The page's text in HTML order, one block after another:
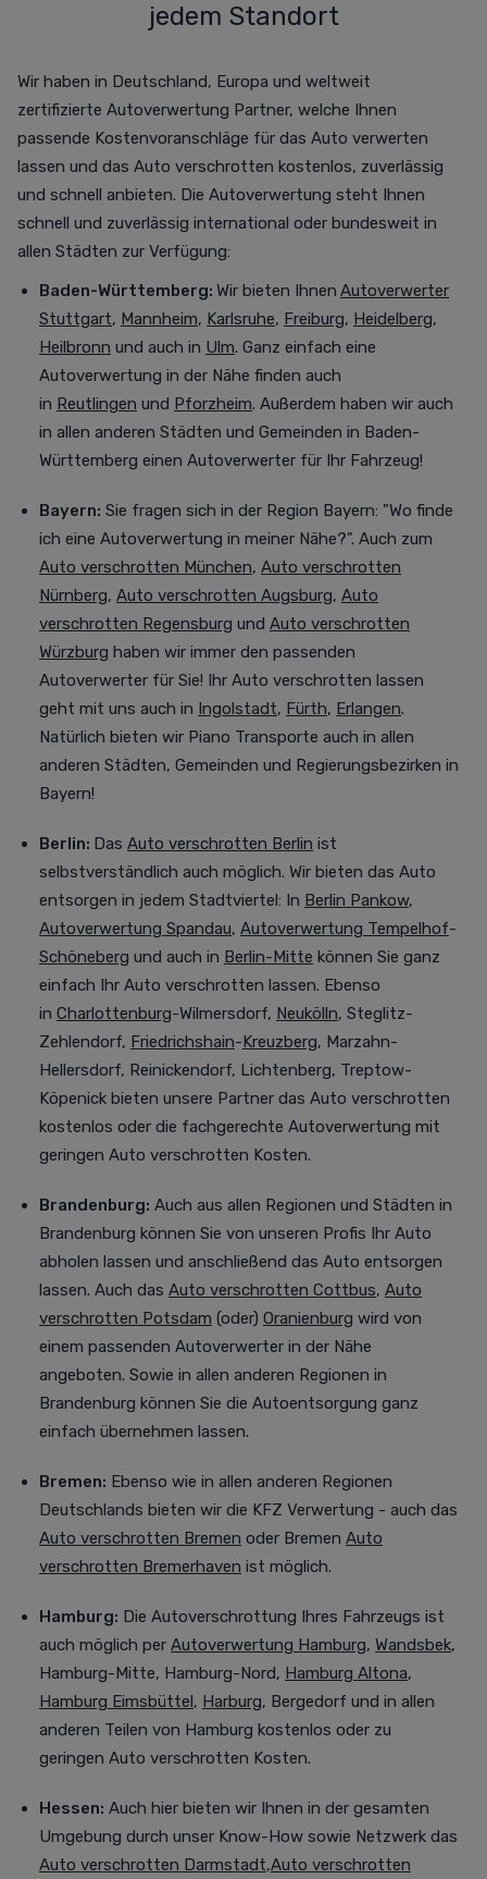
jedem Standort
Wir haben in Deutschland, Europa und weltweit
zertifizierte Autoverwertung Partner, welche Ihnen
passende Kostenvoranschläge für das Auto verwerten
lassen und das Auto verschrotten kostenlos, zuverlässig
und schnell anbieten. Die Autoverwertung steht Ihnen
schnell und zuverlässig international oder bundesweit in
allen Städten zur Verfügung:
Baden-Württemberg: Wir bieten Ihnen Autoverwerter
Stuttgart, Mannheim, Karlsruhe, Freiburg, Heidelberg,
Heilbronn und auch in Ulm. Ganz einfach eine
Autoverwertung in der Nähe finden auch
in Reutlingen und Pforzheim. Außerdem haben wir auch
in allen anderen Städten und Gemeinden in Baden-
Württemberg einen Autoverwerter für Ihr Fahrzeug!
Bayern: Sie fragen sich in der Region Bayern: "Wo finde
ich eine Autoverwertung in meiner Nähe?". Auch zum
Auto verschrotten München, Auto verschrotten
Nürnberg, Auto verschrotten Augsburg, Auto
verschrotten Regensburg und Auto verschrotten
Würzburg haben wir immer den passenden
Autoverwerter für Sie! Ihr Auto verschrotten lassen
geht mit uns auch in Ingolstadt, Fürth, Erlangen.
Natürlich bieten wir Piano Transporte auch in allen
anderen Städten, Gemeinden und Regierungsbezirken in
Bayern!
Berlin: Das Auto verschrotten Berlin ist
selbstverständlich auch möglich. Wir bieten das Auto
entsorgen in jedem Stadtviertel: In Berlin Pankow,
Autoverwertung Spandau, Autoverwertung Tempelhof-
Schöneberg und auch in Berlin-Mitte können Sie ganz
einfach Ihr Auto verschrotten lassen. Ebenso
in Charlottenburg-Wilmersdorf, Neukölln, Steglitz-
Zehlendorf, Friedrichshain-Kreuzberg, Marzahn-
Hellersdorf, Reinickendorf, Lichtenberg, Treptow-
Köpenick bieten unsere Partner das Auto verschrotten
kostenlos oder die fachgerechte Autoverwertung mit
geringen Auto verschrotten Kosten.
Brandenburg: Auch aus allen Regionen und Städten in
Brandenburg können Sie von unseren Profis Ihr Auto
abholen lassen und anschließend das Auto entsorgen
lassen. Auch das Auto verschrotten Cottbus, Auto
verschrotten Potsdam (oder) Oranienburg wird von
einem passenden Autoverwerter in der Nähe
angeboten. Sowie in allen anderen Regionen in
Brandenburg können Sie die Autoentsorgung ganz
einfach übernehmen lassen.
Bremen: Ebenso wie in allen anderen Regionen
Deutschlands bieten wir die KFZ Verwertung - auch das
Auto verschrotten Bremen oder Bremen Auto
verschrotten Bremerhaven ist möglich.
Hamburg: Die Autoverschrottung Ihres Fahrzeugs ist
auch möglich per Autoverwertung Hamburg, Wandsbek,
Hamburg-Mitte, Hamburg-Nord, Hamburg Altona,
Hamburg Eimsbüttel, Harburg, Bergedorf und in allen
anderen Teilen von Hamburg kostenlos oder zu
geringen Auto verschrotten Kosten.
Hessen: Auch hier bieten wir Ihnen in der gesamten
Umgebung durch unser Know-How sowie Netzwerk das
Auto verschrotten Darmstadt,Auto verschrotten